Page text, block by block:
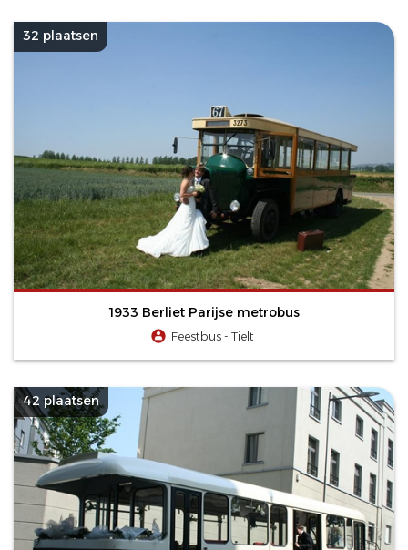
32 plaatsen
1933 Berliet Parijse metrobus
Feestbus - Tielt
42 plaatsen